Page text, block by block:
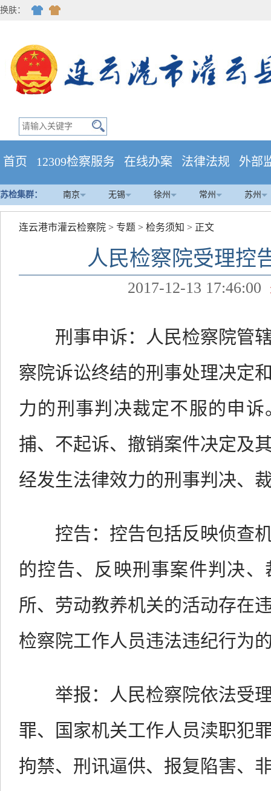
换肤：
首页 12309检察服务 在线办案 法律法规 外部
苏检集群： 南京 无锡 徐州 常州 苏州
连云港市灌云检察院 > 专题 > 检务须知 > 正文
人民检察院受理控
2017-12-13 17:46:00
刑事申诉：人民检察院管辖
察院诉讼终结的刑事处理决定
力的刑事判决裁定不服的申
捕、不起诉、撤销案件决定及
经发生法律效力的刑事判决、
控告：控告包括反映侦查机
的控告、反映刑事案件判决
所、劳动教养机关的活动存在
检察院工作人员违法违纪行为
举报：人民检察院依法受理
罪、国家机关工作人员渎职犯
拘禁、刑讯逼供、报复陷害、